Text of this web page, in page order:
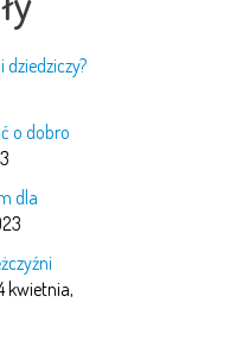
dziedziczy?
o dobro
dla
kwietnia,